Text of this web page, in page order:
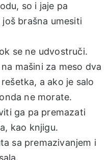
so i jaje pa
brašna umesiti
se ne udvostruči.
mašini za meso dva
a ako je salo
ne morate.
ga pa premazati
kao knjigu.
sa premazivanjem i